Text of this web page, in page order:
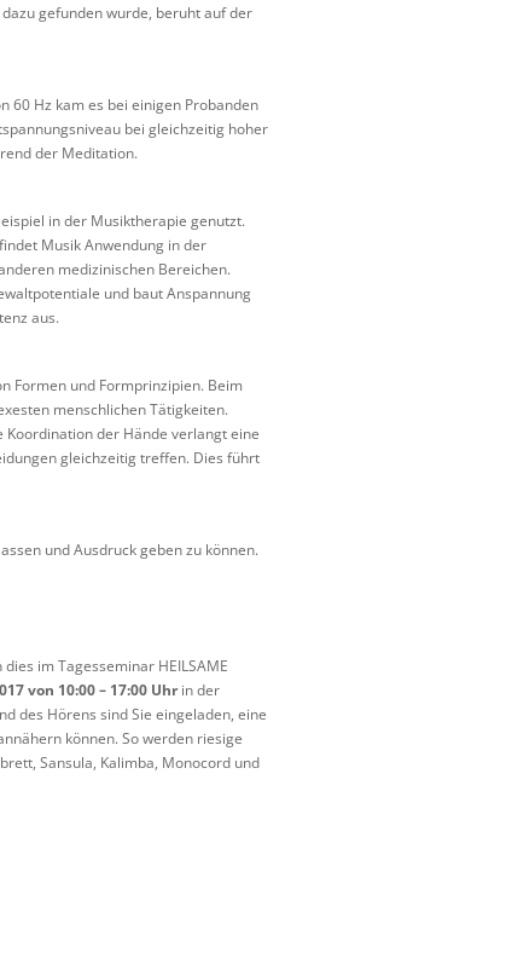
gefunden wurde, beruht auf der
60 Hz kam es bei einigen Probanden
bei gleichzeitig hoher
der Meditation.
in der Musiktherapie genutzt.
Musik Anwendung in der
medizinischen Bereichen.
und baut Anspannung
aus.
Formen und Formprinzipien. Beim
menschlichen Tätigkeiten.
der Hände verlangt eine
gleichzeitig treffen. Dies führt
und Ausdruck geben zu können.
im Tagesseminar HEILSAME
von 10:00 – 17:00 Uhrin der
des Hörens sind Sie eingeladen, eine
können. So werden riesige
Sansula, Kalimba, Monocord und